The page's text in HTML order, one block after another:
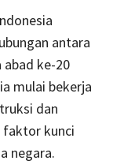
antara
ke-20
mulai bekerja
dan
faktor kunci
negara.